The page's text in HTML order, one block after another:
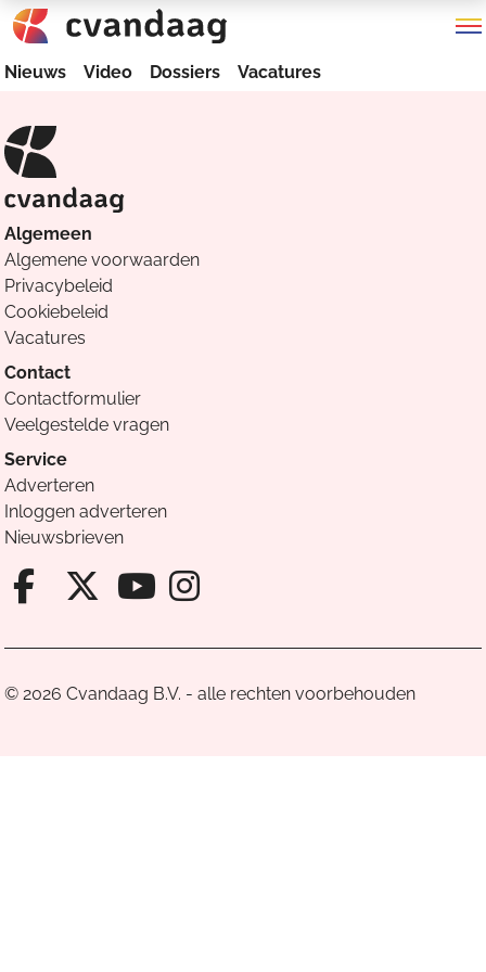
Nieuws Video Dossiers Vacatures
Algemeen
Algemene voorwaarden
Privacybeleid
Cookiebeleid
Vacatures
Contact
Contactformulier
Veelgestelde vragen
Service
Adverteren
Inloggen adverteren
Nieuwsbrieven
Facebook van Cvandaag
X van Cvandaag
Instagram van
© 2026 Cvandaag B.V. - alle rechten voorbehouden